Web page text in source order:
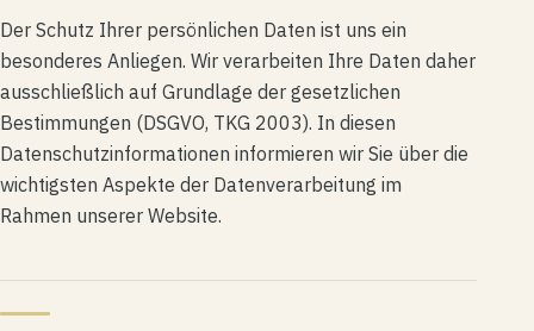
Der Schutz Ihrer persönlichen Daten ist uns ein
besonderes Anliegen. Wir verarbeiten Ihre Daten daher
ausschließlich auf Grundlage der gesetzlichen
Bestimmungen (DSGVO, TKG 2003). In diesen
Datenschutzinformationen informieren wir Sie über die
wichtigsten Aspekte der Datenverarbeitung im
Rahmen unserer Website.